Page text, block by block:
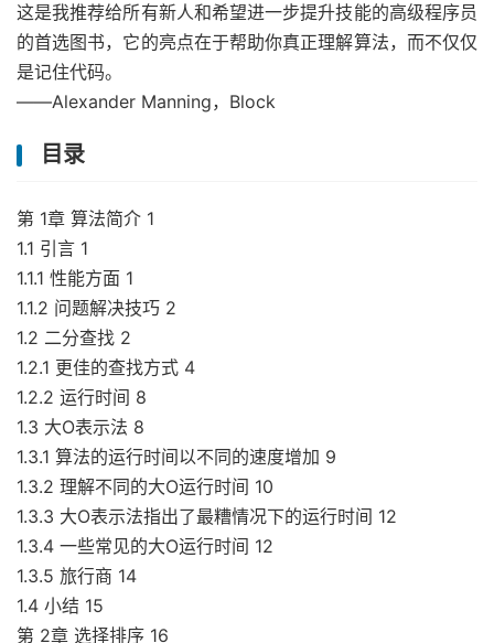
这是我推荐给所有新人和希望进一步提升技能的高级程序员
的首选图书，它的亮点在于帮助你真正理解算法，而不仅仅
是记住代码。
——Alexander Manning，Block
目录
第 1章 算法简介 1
1.1 引言 1
1.1.1 性能方面 1
1.1.2 问题解决技巧 2
1.2 二分查找 2
1.2.1 更佳的查找方式 4
1.2.2 运行时间 8
1.3 大O表示法 8
1.3.1 算法的运行时间以不同的速度增加 9
1.3.2 理解不同的大O运行时间 10
1.3.3 大O表示法指出了最糟情况下的运行时间 12
1.3.4 一些常见的大O运行时间 12
1.3.5 旅行商 14
1.4 小结 15
第 2章 选择排序 16